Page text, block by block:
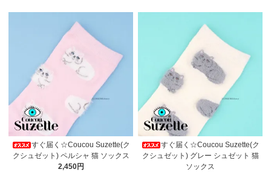
すぐ届く☆Coucou Suzette(ク
クシュゼット) ペルシャ 猫 ソックス
2,450円
すぐ届く☆Coucou Suzette(ク
クシュゼット) グレー シュゼット 猫
ソックス